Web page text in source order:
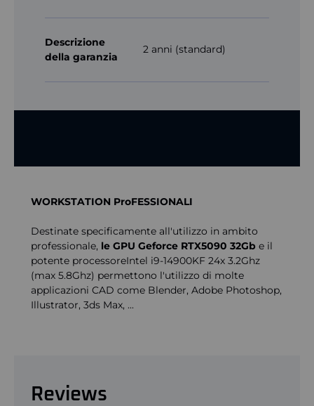
Descrizione
della garanzia
2 anni (standard)
WORKSTATION ProFESSIONALI
Destinate specificamente all'utilizzo in ambito
professionale, le GPU Geforce RTX5090 32Gb e il
potente processoreIntel i9-14900KF 24x 3.2Ghz
(max 5.8Ghz) permettono l'utilizzo di molte
applicazioni CAD come Blender, Adobe Photoshop,
Illustrator, 3ds Max, ...
Reviews